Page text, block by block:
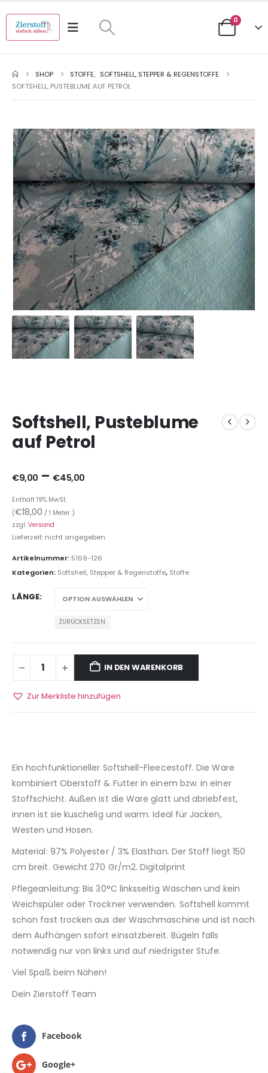
0
SHOP STOFFE, SOFTSHELL, STEPPER & REGENSTOFFE
SOFTSHELL, PUSTEBLUME AUF PETROL
Softshell, Pusteblume
auf Petrol
€9,00 – €45,00
Enthält 19% MwSt.
(€18,00 / 1 Meter )
zzgl. Versand
Lieferzeit: nicht angegeben
Artikelnummer: 5169-126
Kategorien: Softshell, Stepper & Regenstoffe, Stoffe
LÄNGE
ZURÜCKSETZEN
IN DEN WARENKORB
Zur Merkliste hinzufügen
Ein hochfunktioneller Softshell-Fleecestoff. Die Ware
kombiniert Oberstoff & Futter in einem bzw. in einer
Stoffschicht. Außen ist die Ware glatt und abriebfest,
innen ist sie kuschelig und warm. Ideal für Jacken,
Westen und Hosen.
Material: 97% Polyester / 3% Elasthan. Der Stoff liegt 150
cm breit. Gewicht 270 Gr/m2. Digitalprint
Pflegeanleitung: Bis 30°C linksseitig Waschen und kein
Weichspüler oder Trockner verwenden. Softshell kommt
schon fast trocken aus der Waschmaschine und ist nach
dem Aufhängen sofort einsatzbereit. Bügeln falls
notwendig nur von links und auf niedrigster Stufe.
Viel Spaß beim Nähen!
Dein Zierstoff Team
Facebook
Google+